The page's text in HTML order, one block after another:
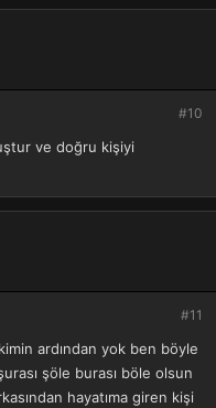
#10
ve doğru kişiyi
#11
ardından yok ben böyle
şöle burası böle olsun
hayatıma giren kişi